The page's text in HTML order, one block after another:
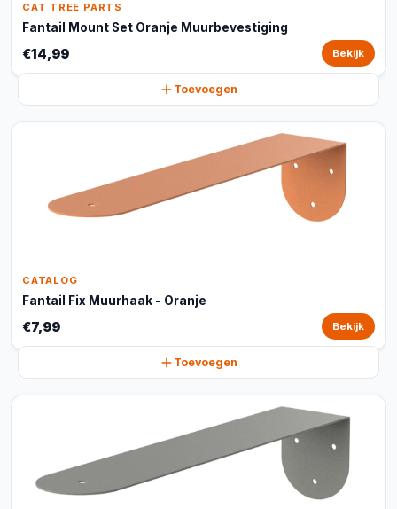
CAT TREE PARTS
Fantail Mount Set Oranje Muurbevestiging
€14,99 Bekijk
Toevoegen
CATALOG
Fantail Fix Muurhaak - Oranje
€7,99 Bekijk
Toevoegen